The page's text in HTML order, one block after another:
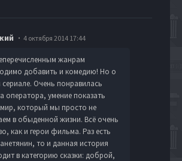
4 октября 2014 17:44
жанрам
добавить и комедию! Но о
Очень понравилась
оператора, умение показать
который мы просто не
в обыденной жизни. Всё очень
как и герои фильма. Раз есть
то и данная история
в категорию сказки: доброй,